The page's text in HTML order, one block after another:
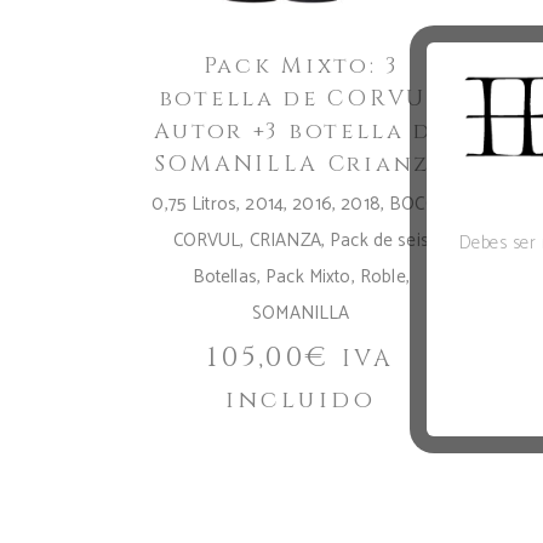
Pack Mixto: 3
botella de CORVUL
Autor +3 botella de
SOMANILLA Crianza
0,75 Litros, 2014, 2016, 2018, BOCCA
CORVUL, CRIANZA, Pack de seis
Botellas, Pack Mixto, Roble,
SOMANILLA
105,00€
IVA
incluido
Debes